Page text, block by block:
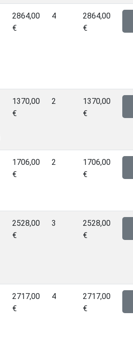
2864,00
€
4
2864,00
€
1370,00
€
2
1370,00
€
1706,00
€
2
1706,00
€
2528,00
€
3
2528,00
€
2717,00
€
4
2717,00
€